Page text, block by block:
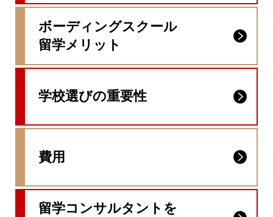
ボーディングスクール
留学メリット
学校選びの重要性
費用
留学コンサルタントを